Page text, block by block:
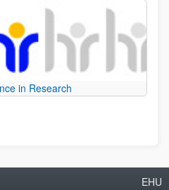
in Research
EHU